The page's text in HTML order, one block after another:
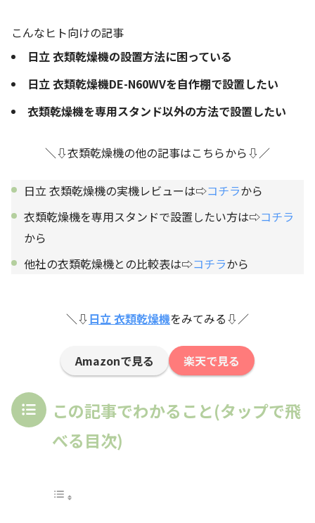
こんなヒト向けの記事
日立 衣類乾燥機の設置方法に困っている
日立 衣類乾燥機DE-N60WVを自作棚で設置したい
衣類乾燥機を専用スタンド以外の方法で設置したい
＼⇩衣類乾燥機の他の記事はこちらから⇩／
日立 衣類乾燥機の実機レビューは⇨コチラから
衣類乾燥機を専用スタンドで設置したい方は⇨コチラ
から
他社の衣類乾燥機との比較表は⇨コチラから
＼⇩日立 衣類乾燥機をみてみる⇩／
Amazonで見る 楽天で見る
この記事でわかること(タップで飛
べる目次)